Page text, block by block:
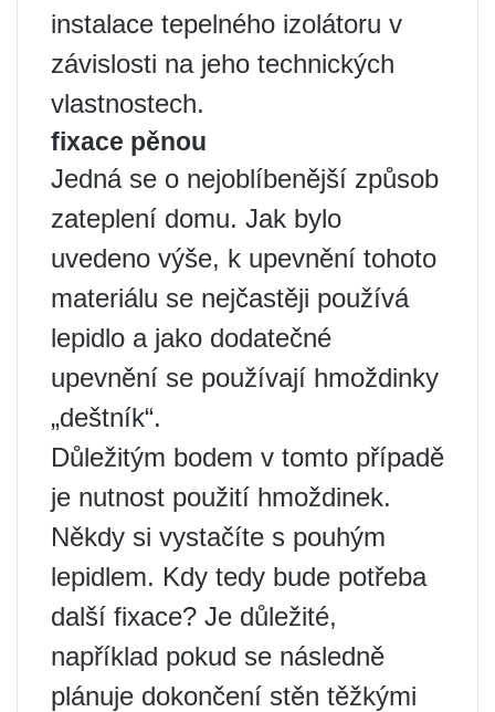
instalace tepelného izolátoru v
závislosti na jeho technických
vlastnostech.
fixace pěnou
Jedná se o nejoblíbenější způsob
zateplení domu. Jak bylo
uvedeno výše, k upevnění tohoto
materiálu se nejčastěji používá
lepidlo a jako dodatečné
upevnění se používají hmoždinky
„deštník“.
Důležitým bodem v tomto případě
je nutnost použití hmoždinek.
Někdy si vystačíte s pouhým
lepidlem. Kdy tedy bude potřeba
další fixace? Je důležité,
například pokud se následně
plánuje dokončení stěn těžkými